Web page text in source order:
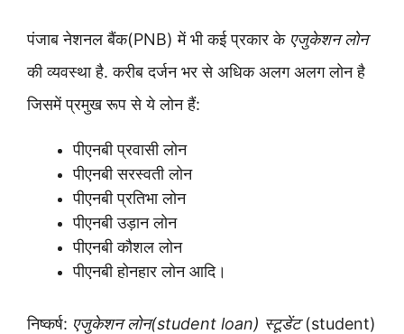
पंजाब नेशनल बैंक(PNB) में भी कई प्रकार के एजुकेशन लोन
की व्यवस्था है. करीब दर्जन भर से अधिक अलग अलग लोन है
जिसमें प्रमुख रूप से ये लोन हैं:
पीएनबी प्रवासी लोन
पीएनबी सरस्वती लोन
पीएनबी प्रतिभा लोन
पीएनबी उड़ान लोन
पीएनबी कौशल लोन
पीएनबी होनहार लोन आदि।
निष्कर्ष: एजुकेशन लोन(student loan) स्टूडेंट(student)